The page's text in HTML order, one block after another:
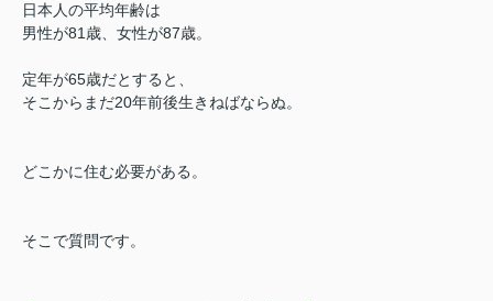
日本人の平均年齢は
男性が81歳、女性が87歳。
定年が65歳だとすると、
そこからまだ20年前後生きねばならぬ。
どこかに住む必要がある。
そこで質問です。